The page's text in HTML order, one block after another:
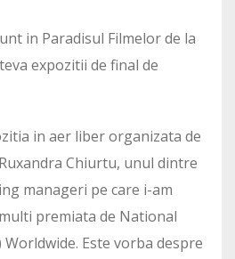
in Paradisul Filmelor de la
expozitii de final de
in aer liber organizata de
Chiurtu, unul dintre
manageri pe care i-am
premiata de National
Este vorba despre